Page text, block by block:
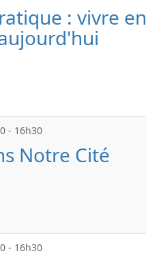
: vivre en
- 16h30
Notre Cité
- 16h30